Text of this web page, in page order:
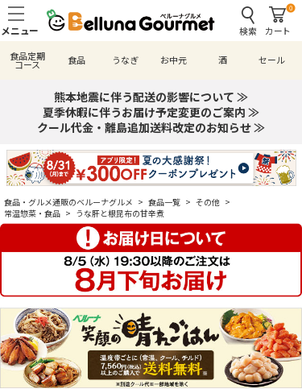
検索
0
カート
食品定期
コース 食品 うなぎ お中元 酒 セール
熊本地震に伴う配送の影響について ≫
夏季休暇に伴うお届け予定変更のご案内 ≫
クール代金・離島追加送料改定のお知らせ ≫
食品・グルメ通販のベルーナグルメ > 食品一覧 > その他 >
常温惣菜・食品 > うな肝と根昆布の甘辛煮